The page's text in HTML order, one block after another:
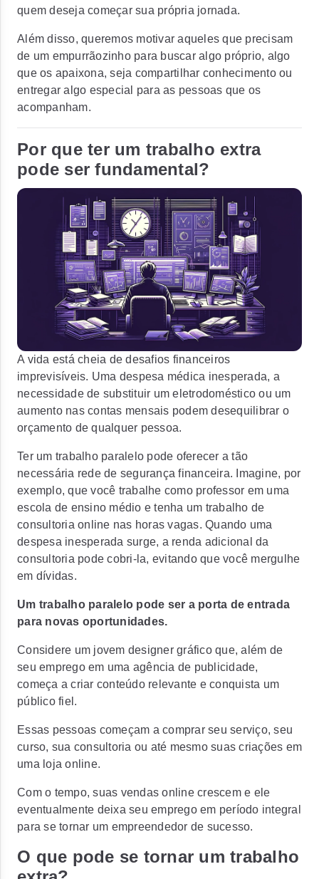
quem deseja começar sua própria jornada.
Além disso, queremos motivar aqueles que precisam
de um empurrãozinho para buscar algo próprio, algo
que os apaixona, seja compartilhar conhecimento ou
entregar algo especial para as pessoas que os
acompanham.
Por que ter um trabalho extra
pode ser fundamental?
A vida está cheia de desafios financeiros
imprevisíveis. Uma despesa médica inesperada, a
necessidade de substituir um eletrodoméstico ou um
aumento nas contas mensais podem desequilibrar o
orçamento de qualquer pessoa.
Ter um trabalho paralelo pode oferecer a tão
necessária rede de segurança financeira. Imagine, por
exemplo, que você trabalhe como professor em uma
escola de ensino médio e tenha um trabalho de
consultoria online nas horas vagas. Quando uma
despesa inesperada surge, a renda adicional da
consultoria pode cobri-la, evitando que você mergulhe
em dívidas.
Um trabalho paralelo pode ser a porta de entrada
para novas oportunidades.
Considere um jovem designer gráfico que, além de
seu emprego em uma agência de publicidade,
começa a criar conteúdo relevante e conquista um
público fiel.
Essas pessoas começam a comprar seu serviço, seu
curso, sua consultoria ou até mesmo suas criações em
uma loja online.
Com o tempo, suas vendas online crescem e ele
eventualmente deixa seu emprego em período integral
para se tornar um empreendedor de sucesso.
O que pode se tornar um trabalho